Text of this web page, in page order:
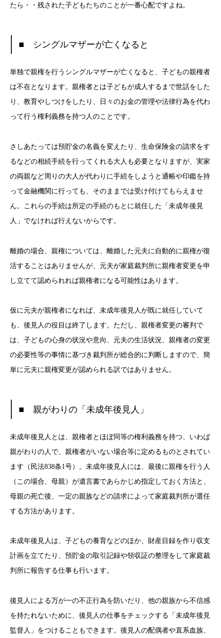
たら・・残された子どもたちのことが一番心配ですよね。
■ シングルマザーが亡くなると
単独で親権を行うシングルマザーが亡くなると、子どもの親権者
は不在となります。親権者とは子どもが成人するまで世話をした
り、教育やしつけをしたり、日々のお金の管理や法律行為を代わ
って行う権利義務を持つ人のことです。
さしあたっては預貯金の名義を変えたり、生命保険金の請求をす
るなどの相続手続を行ってくれる大人も必要となりますが、実家
の両親など周りの大人が代わりに手続をしようと通帳や印鑑を持
って金融機関に行っても、そのままでは受け付けてもらえませ
ん。これらの手続は所定の手続のもとに就任した「未成年後見
人」でなければ行えないからです。
離婚の場合、親権については、離婚した元夫に自動的に親権が復
活することはありませんが、元夫が家庭裁判所に親権者変更を申
し立てて認められれば親権者になる可能性はあります。
仮に元夫が親権者になれば、未成年後見人が既に就任していて
も、後見人の役目は終了します。ただし、親権者変更の審判で
は、子どもの心身の状況や意向、元夫の生活状況、親権者の変更
の必要性等の事情に基づき裁判所が総合的に判断しますので、簡
単に元夫に親権変更が認められる訳ではありません。
■ 親がわりの「未成年後見人」
未成年後見人とは、親権者とほぼ同等の権利義務を持つ、いわば
親がわりの人で、親権者がいない場合等に定めるものとされてい
ます（民法838条1号）。未成年後見人には、最後に親権を行う人
（この場合、母親）が遺言書であらかじめ指定しておく方法と、
母親の死亡後、一定の親族などの請求によって家庭裁判所が選任
する方法があります。
未成年後見人は、子どもの養育などのほか、財産目録を作り収支
計画を立てたり、預貯金の取引記録や領収証の整理をして家庭裁
判所に報告する仕事も行います。
後見人による万が一の不正行為を防いだり、他の親族から不信感
を持たれないために、後見人の仕事をチェックする「未成年後見
監督人」をつけることもできます。後見人の配偶者や直系血族、